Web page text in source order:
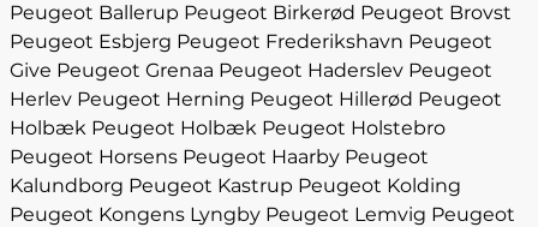
Peugeot Ballerup Peugeot Birkerød Peugeot Brovst
Peugeot Esbjerg Peugeot Frederikshavn Peugeot
Give Peugeot Grenaa Peugeot Haderslev Peugeot
Herlev Peugeot Herning Peugeot Hillerød Peugeot
Holbæk Peugeot Holbæk Peugeot Holstebro
Peugeot Horsens Peugeot Haarby Peugeot
Kalundborg Peugeot Kastrup Peugeot Kolding
Peugeot Kongens Lyngby Peugeot Lemvig Peugeot